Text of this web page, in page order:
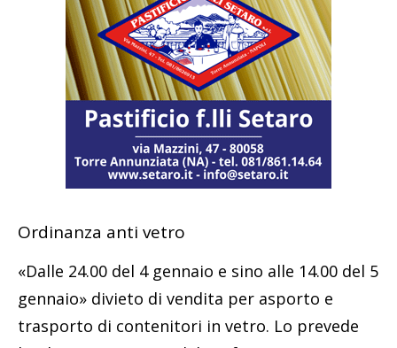
Ordinanza anti vetro
«Dalle 24.00 del 4 gennaio e sino alle 14.00 del 5
gennaio» divieto di vendita per asporto e
trasporto di contenitori in vetro. Lo prevede